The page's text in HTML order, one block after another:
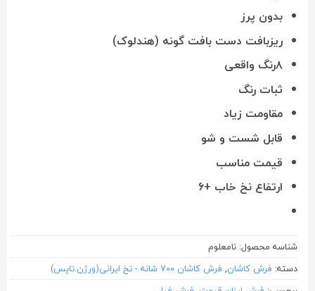
بدون پرز
ریزبافت دست بافت گونه (هندلوک)
۸رنگ واقعی
ثبات رنگ
مقاومت زیاد
قابل شست و شو
قیمت مناسب
ارتفاع نخ خاب +۶
شناسه محصول: نامعلوم
دسته: فرش کاشان, فرش کاشان 700 شانه - نخ ایرانی(ورژن.تاپس)